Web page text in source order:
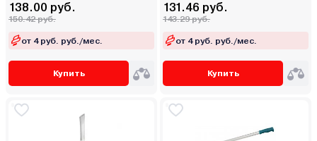
138.00 руб.
150.42 руб.
от 4 руб. руб./мес.
Купить
131.46 руб.
143.29 руб.
от 4 руб. руб./мес.
Купить